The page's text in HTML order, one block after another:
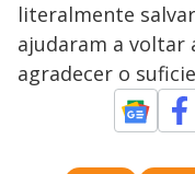
literalmente
ajudaram a voltar
agradecer o